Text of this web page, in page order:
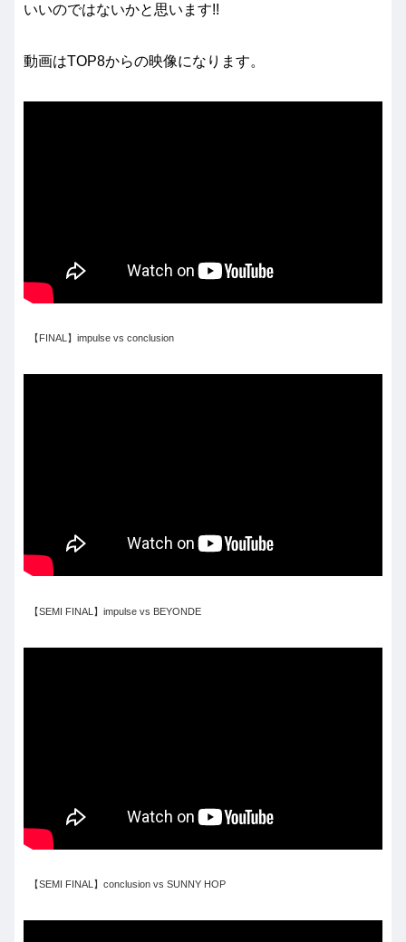
いいのではないかと思います!!
動画はTOP8からの映像になります。
【FINAL】impulse vs conclusion
【SEMI FINAL】impulse vs BEYONDE
【SEMI FINAL】conclusion vs SUNNY HOP